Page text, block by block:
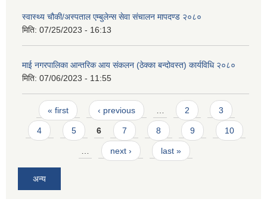
स्वास्थ्य चौकी/अस्पताल एम्बुलेन्स सेवा संचालन मापदण्ड २०८०
मिति: 07/25/2023 - 16:13
माई नगरपालिका आन्तरिक आय संकलन (ठेक्का बन्दोवस्त) कार्यविधि २०८०
मिति: 07/06/2023 - 11:55
Pages
« first ‹ previous … 2 3
4 5 6 7 8 9 10
… next › last »
अन्य